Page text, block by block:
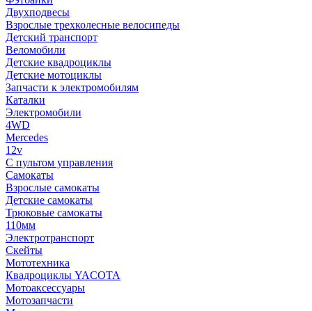
Двухподвесы
Взрослые трехколесные велосипеды
Детский транспорт
Веломобили
Детские квадроциклы
Детские мотоциклы
Запчасти к электромобилям
Каталки
Электромобили
4WD
Mercedes
12v
С пультом управления
Самокаты
Взрослые самокаты
Детские самокаты
Трюковые самокаты
110мм
Электротранспорт
Скейты
Мототехника
Квадроциклы YACOTA
Мотоаксессуары
Мотозапчасти